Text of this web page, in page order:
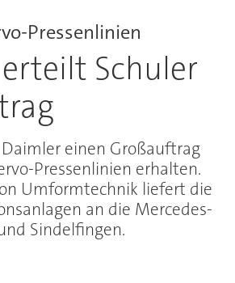
Pressenlinien
Schuler
einen Großauftrag
Pressenlinien erhalten.
Umformtechnik liefert die
an die Mercedes-
Sindelfingen.